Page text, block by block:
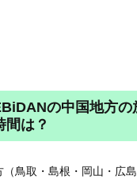
の中国地方の
間は？
鳥取・島根・岡山・広